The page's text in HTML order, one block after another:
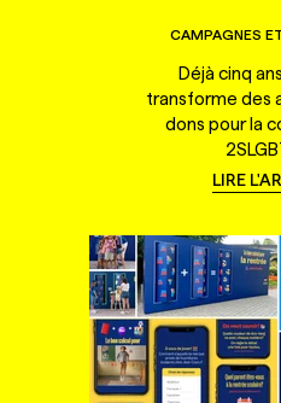
CAMPAGNES
Déjà cinq
transforme des
dons pour la
LIRE